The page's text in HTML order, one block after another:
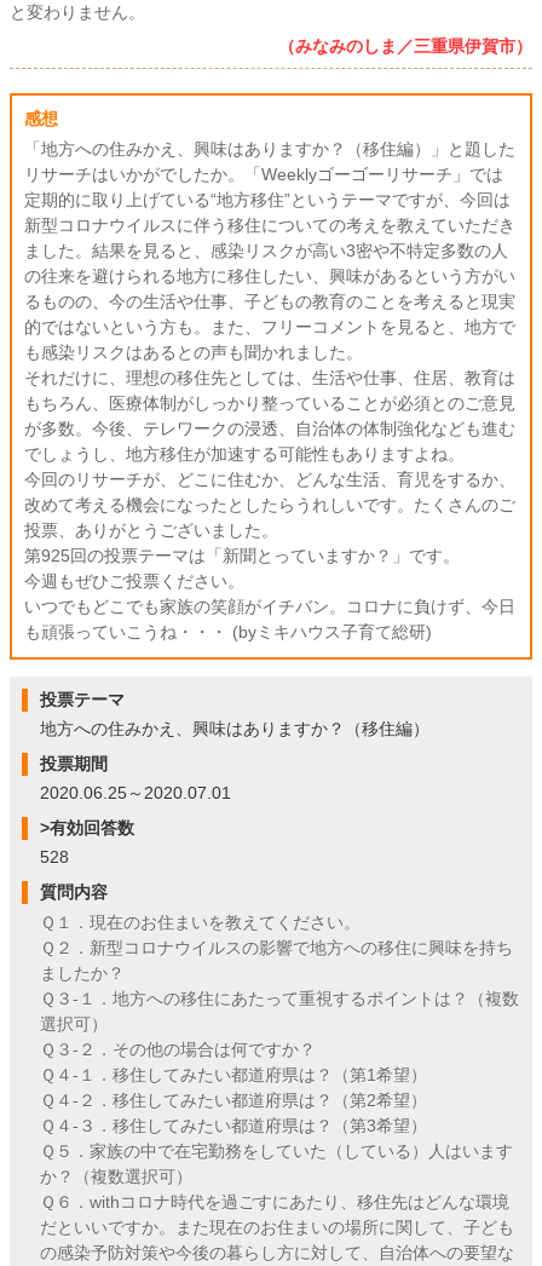
と変わりません。
（みなみのしま／三重県伊賀市）
感想
「地方への住みかえ、興味はありますか？（移住編）」と題した
リサーチはいかがでしたか。「Weeklyゴーゴーリサーチ」では
定期的に取り上げている“地方移住”というテーマですが、今回は
新型コロナウイルスに伴う移住についての考えを教えていただき
ました。結果を見ると、感染リスクが高い3密や不特定多数の人
の往来を避けられる地方に移住したい、興味があるという方がい
るものの、今の生活や仕事、子どもの教育のことを考えると現実
的ではないという方も。また、フリーコメントを見ると、地方で
も感染リスクはあるとの声も聞かれました。
それだけに、理想の移住先としては、生活や仕事、住居、教育は
もちろん、医療体制がしっかり整っていることが必須とのご意見
が多数。今後、テレワークの浸透、自治体の体制強化なども進む
でしょうし、地方移住が加速する可能性もありますよね。
今回のリサーチが、どこに住むか、どんな生活、育児をするか、
改めて考える機会になったとしたらうれしいです。たくさんのご
投票、ありがとうございました。
第925回の投票テーマは「新聞とっていますか？」です。
今週もぜひご投票ください。
いつでもどこでも家族の笑顔がイチバン。コロナに負けず、今日
も頑張っていこうね・・・ (byミキハウス子育て総研)
投票テーマ
地方への住みかえ、興味はありますか？（移住編）
投票期間
2020.06.25～2020.07.01
>有効回答数
528
質問内容
Ｑ１．現在のお住まいを教えてください。
Ｑ２．新型コロナウイルスの影響で地方への移住に興味を持ち
ましたか？
Ｑ３-１．地方への移住にあたって重視するポイントは？（複数
選択可）
Ｑ３-２．その他の場合は何ですか？
Ｑ４-１．移住してみたい都道府県は？（第1希望）
Ｑ４-２．移住してみたい都道府県は？（第2希望）
Ｑ４-３．移住してみたい都道府県は？（第3希望）
Ｑ５．家族の中で在宅勤務をしていた（している）人はいます
か？（複数選択可）
Ｑ６．withコロナ時代を過ごすにあたり、移住先はどんな環境
だといいですか。また現在のお住まいの場所に関して、子ども
の感染予防対策や今後の暮らし方に対して、自治体への要望な